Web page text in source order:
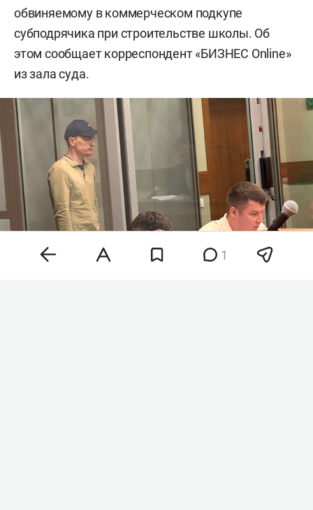
обвиняемому в коммерческом подкупе
субподрячика при строительстве школы. Об
этом сообщает корреспондент «БИЗНЕС Online»
из зала суда.
1